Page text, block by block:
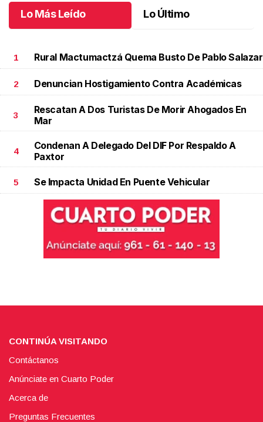
Lo Más Leído Lo Último
1 Rural Mactumactzá Quema Busto De Pablo Salazar
2 Denuncian Hostigamiento Contra Académicas
3
Rescatan A Dos Turistas De Morir Ahogados En
Mar
4
Condenan A Delegado Del DIF Por Respaldo A
Paxtor
5 Se Impacta Unidad En Puente Vehicular
CONTINÚA VISITANDO
Contáctanos
Anúnciate en Cuarto Poder
Acerca de
Preguntas Frecuentes